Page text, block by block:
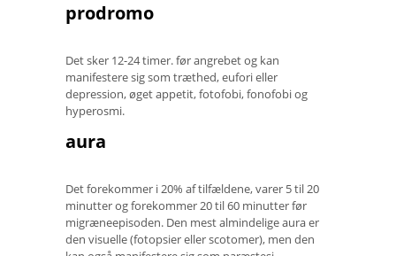
prodromo
Det sker 12-24 timer. før angrebet og kan
manifestere sig som træthed, eufori eller
depression, øget appetit, fotofobi, fonofobi og
hyperosmi.
aura
Det forekommer i 20% af tilfældene, varer 5 til 20
minutter og forekommer 20 til 60 minutter før
migræneepisoden. Den mest almindelige aura er
den visuelle (fotopsier eller scotomer), men den